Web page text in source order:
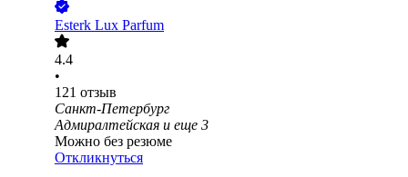
Esterk Lux Parfum
4.4
•
121 отзыв
Санкт-Петербург
Адмиралтейская и еще 3
Можно без резюме
Откликнуться